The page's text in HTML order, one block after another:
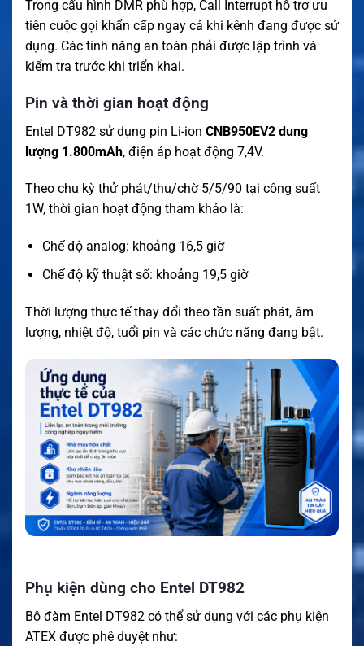
Trong cấu hình DMR phù hợp, Call Interrupt hỗ trợ ưu
tiên cuộc gọi khẩn cấp ngay cả khi kênh đang được sử
dụng. Các tính năng an toàn phải được lập trình và
kiểm tra trước khi triển khai.
Pin và thời gian hoạt động
Entel DT982 sử dụng pin Li-ion CNB950EV2 dung
lượng 1.800mAh, điện áp hoạt động 7,4V.
Theo chu kỳ thử phát/thu/chờ 5/5/90 tại công suất
1W, thời gian hoạt động tham khảo là:
Chế độ analog: khoảng 16,5 giờ
Chế độ kỹ thuật số: khoảng 19,5 giờ
Thời lượng thực tế thay đổi theo tần suất phát, âm
lượng, nhiệt độ, tuổi pin và các chức năng đang bật.
Phụ kiện dùng cho Entel DT982
Bộ đàm Entel DT982 có thể sử dụng với các phụ kiện
ATEX được phê duyệt như: